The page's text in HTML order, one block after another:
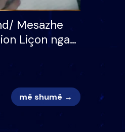
Mesazhe
Liçon nga
më shumë →